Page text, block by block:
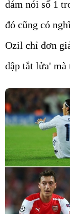
dám nói số 1
đó cũng có
Ozil chỉ đơn
dập tắt lửa' mà